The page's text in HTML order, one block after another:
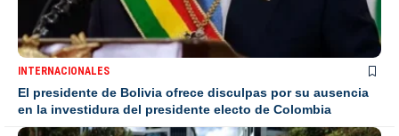
INTERNACIONALES
El presidente de Bolivia ofrece disculpas por su ausencia
en la investidura del presidente electo de Colombia